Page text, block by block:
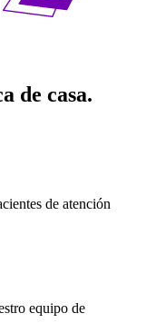
de casa.
de atención
equipo de